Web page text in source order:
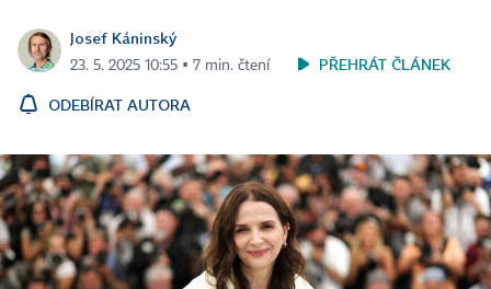
Josef Káninský
23. 5. 2025 10:55 ▪ 7 min. čtení PŘEHRÁT ČLÁNEK
ODEBÍRAT AUTORA